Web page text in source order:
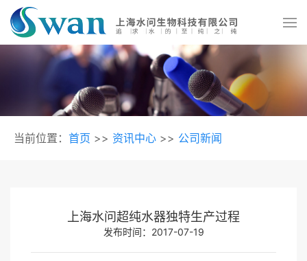
当前位置： 首页 >> 资讯中心 >> 公司新闻
上海水问超纯水器独特生产过程
发布时间：2017-07-19